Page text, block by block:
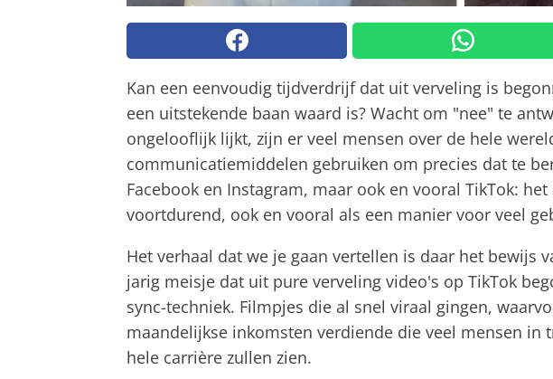
Kan een eenvoudig tijdverdrijf dat uit verveling is
een uitstekende baan waard is? Wacht om "nee" te
ongelooflijk lijkt, zijn er veel mensen over de hele
communicatiemiddelen gebruiken om precies dat te
Facebook en Instagram, maar ook en vooral TikTok:
voortdurend, ook en vooral als een manier voor veel
Het verhaal dat we je gaan vertellen is daar het bewijs
jarig meisje dat uit pure verveling video's op TikTok
sync-techniek. Filmpjes die al snel viraal gingen,
maandelijkse inkomsten verdiende die veel mensen
hele carrière zullen zien.